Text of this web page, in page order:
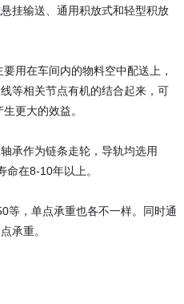
挂输送、通用积放式和轻型积放
用在车间内的物料空中配送上，
等相关节点有机的结合起来，可
更大的效益。
承作为链条走轮，导轨均选用
在8-10年以上。
等，单点承重也各不一样。同时通
承重。